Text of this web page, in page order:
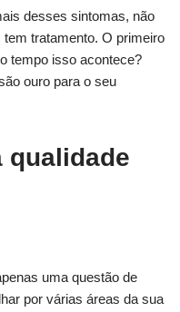
desses sintomas, não
tratamento. O primeiro
tempo isso acontece?
ouro para o seu
qualidade
uma questão de
por várias áreas da sua